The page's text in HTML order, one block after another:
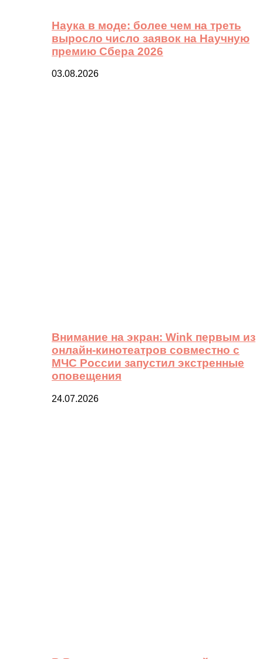
Наука в моде: более чем на треть
выросло число заявок на Научную
премию Сбера 2026
03.08.2026
Внимание на экран: Wink первым из
онлайн-кинотеатров совместно с
МЧС России запустил экстренные
оповещения
24.07.2026